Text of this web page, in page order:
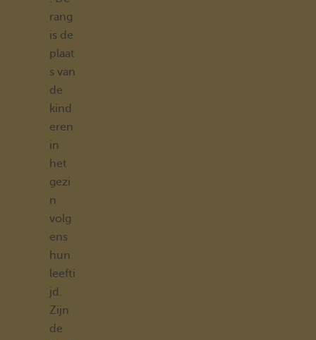
rang
is de
plaat
s van
de
kind
eren
in
het
gezi
n
volg
ens
hun
leefti
jd.
Zijn
de